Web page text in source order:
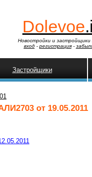
Dolevoe
Новостройки и застройщики
вход- регистрация-
Застройщики
от 19.05.2011